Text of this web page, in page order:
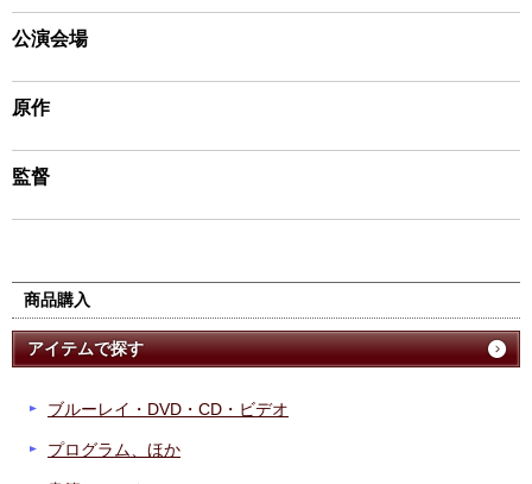
公演会場
原作
監督
商品購入
アイテムで探す
ブルーレイ・DVD・CD・ビデオ
プログラム、ほか